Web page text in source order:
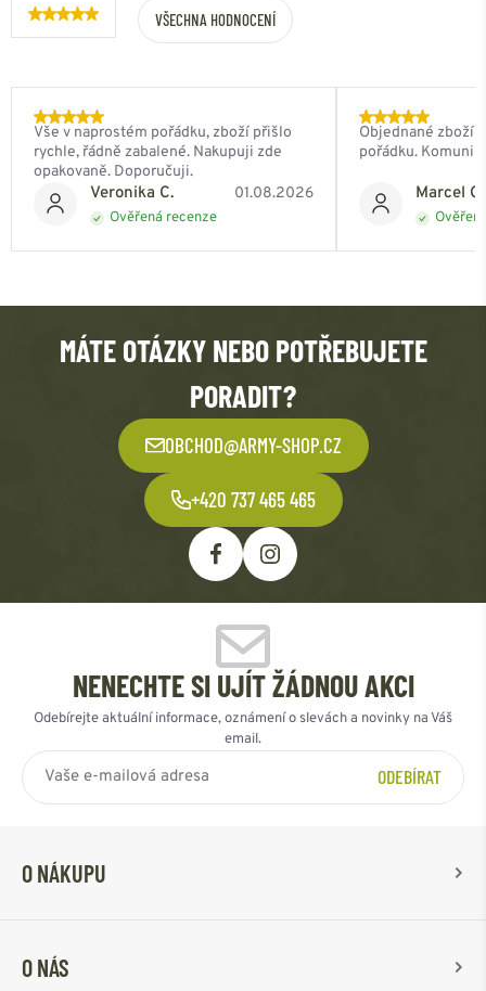
VŠECHNA HODNOCENÍ
Veronika C. 01.08.2026
Ověřená recenze
Vše v naprostém pořádku, zboží přišlo
rychle, řádně zabalené. Nakupuji zde
opakovaně. Doporučuji.
Marcel
Objednané zboží
pořádku.
MÁTE OTÁZKY NEBO POTŘEBUJETE
PORADIT?
OBCHOD@ARMY-SHOP.CZ
+420 737 465 465
NENECHTE SI UJÍT ŽÁDNOU AKCI
Odebírejte aktuální informace, oznámení o slevách a novinky na Váš
email.
ODEBÍRAT
O NÁKUPU
O NÁS